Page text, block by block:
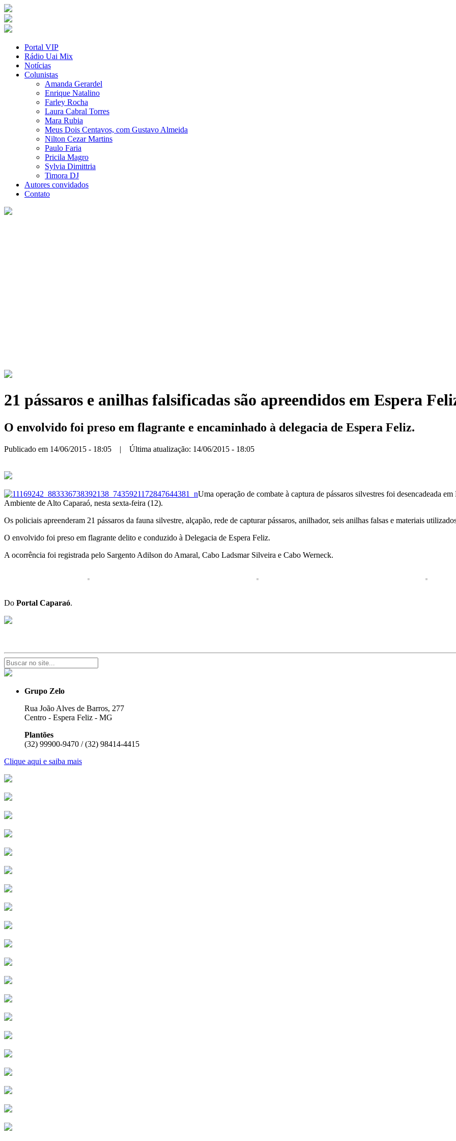
Portal VIP
Rádio Uai Mix
Notícias
Colunistas
Amanda Gerardel
Enrique Natalino
Farley Rocha
Laura Cabral Torres
Mara Rubia
Meus Dois Centavos, com Gustavo Almeida
Nilton Cezar Martins
Paulo Faria
Pricila Magro
Sylvia Dimittria
Timora DJ
Autores convidados
Contato
21 pássaros e anilhas falsificadas são apreendidos em Espera
O envolvido foi preso em flagrante e encaminhado à delegacia de Espera Feliz.
Publicado em 14/06/2015 - 18:05 | Última atualização: 14/06/2015 - 18:05
Uma operação de combate à captura de pássaros silvestres foi desencadeada
Ambiente de Alto Caparaó, nesta sexta-feira (12).
Os policiais apreenderam 21 pássaros da fauna silvestre, alçapão, rede de capturar pássaros, anilhador, seis anilhas falsas e materiais
O envolvido foi preso em flagrante delito e conduzido à Delegacia de Espera Feliz.
A ocorrência foi registrada pelo Sargento Adilson do Amaral, Cabo Ladsmar Silveira e Cabo Werneck.
Do Portal Caparaó.
Grupo Zelo
Rua João Alves de Barros, 277
Centro - Espera Feliz - MG
Plantões
(32) 99900-9470 / (32) 98414-4415
Clique aqui e saiba mais